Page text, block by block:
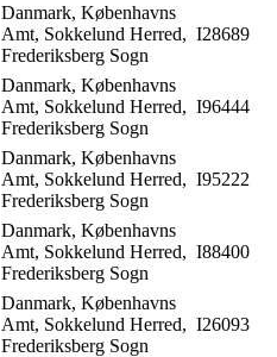
Danmark, Københavns
Amt, Sokkelund Herred,
Frederiksberg Sogn
I28689
Danmark, Københavns
Amt, Sokkelund Herred,
Frederiksberg Sogn
I96444
Danmark, Københavns
Amt, Sokkelund Herred,
Frederiksberg Sogn
I95222
Danmark, Københavns
Amt, Sokkelund Herred,
Frederiksberg Sogn
I88400
Danmark, Københavns
Amt, Sokkelund Herred,
Frederiksberg Sogn
I26093